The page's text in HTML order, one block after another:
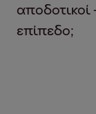
αποδοτικοί
επίπεδο;